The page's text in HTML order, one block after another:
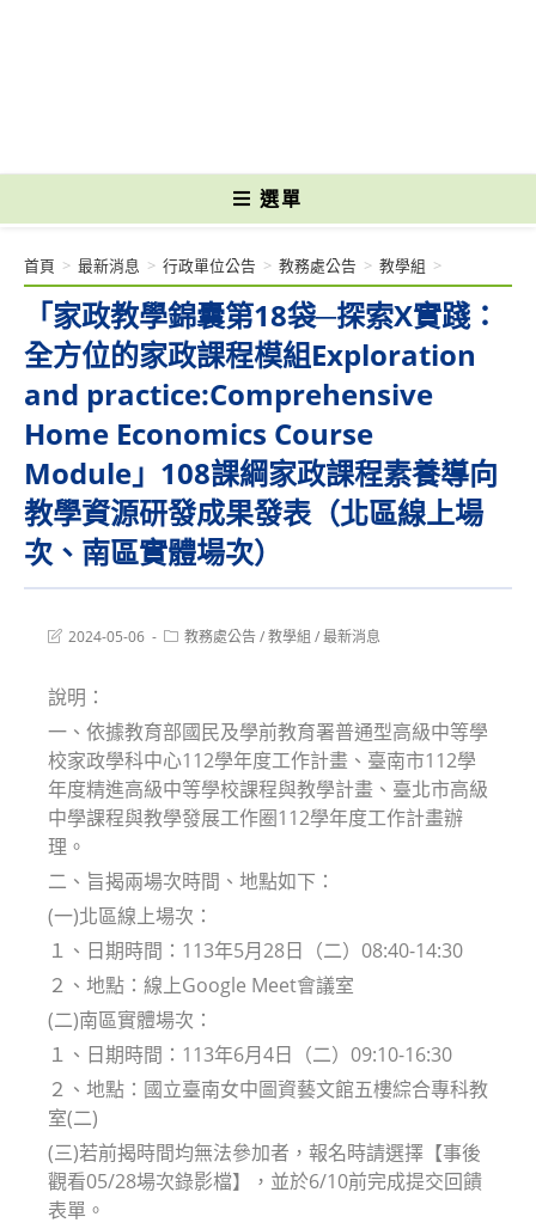
選單
「家政教學錦囊第18袋─探索X實踐：
全方位的家政課程模組Exploration
and practice:Comprehensive
Home Economics Course
Module」108課綱家政課程素養導向
教學資源研發成果發表（北區線上場
次、南區實體場次）
首頁 > 最新消息 > 行政單位公告 > 教務處公告 > 教學組 >
Post2024-05-06
Post教務處公告/教學組 /最新消息
說明：
一、依據教育部國民及學前教育署普通型高級中等學
校家政學科中心112學年度工作計畫、臺南市112學
年度精進高級中等學校課程與教學計畫、臺北市高級
中學課程與教學發展工作圈112學年度工作計畫辦
理。
二、旨揭兩場次時間、地點如下：
(一)北區線上場次：
１、日期時間：113年5月28日（二）08:40-14:30
２、地點：線上Google Meet會議室
(二)南區實體場次：
１、日期時間：113年6月4日（二）09:10-16:30
２、地點：國立臺南女中圖資藝文館五樓綜合專科教
室(二)
(三)若前揭時間均無法參加者，報名時請選擇【事後
觀看05/28場次錄影檔】，並於6/10前完成提交回饋
表單。